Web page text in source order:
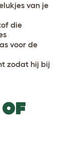
van je
die
voor de
zodat hij bij